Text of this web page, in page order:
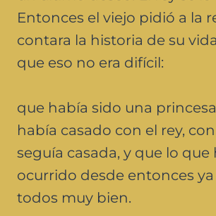
Entonces el viejo pidió a la
contara la historia de su
que eso no era difícil:
que había sido una
había casado con el rey,
seguía casada, y que lo que
ocurrido desde entonces
todos muy bien.